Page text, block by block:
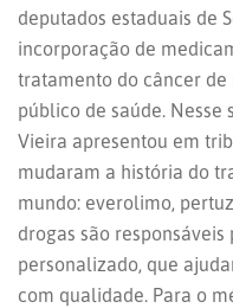
deputados estaduais de
incorporação de
tratamento do câncer
público de saúde.
Vieira apresentou em
mudaram a história do
mundo: everolimo,
drogas são
personalizado, que
com qualidade. Para o